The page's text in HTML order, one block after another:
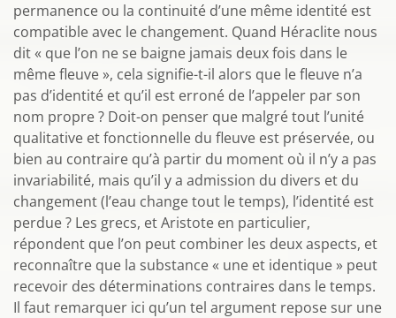
permanence ou la continuité d’une même identité est
compatible avec le changement. Quand Héraclite nous
dit « que l’on ne se baigne jamais deux fois dans le
même fleuve », cela signifie-t-il alors que le fleuve n’a
pas d’identité et qu’il est erroné de l’appeler par son
nom propre ? Doit-on penser que malgré tout l’unité
qualitative et fonctionnelle du fleuve est préservée, ou
bien au contraire qu’à partir du moment où il n’y a pas
invariabilité, mais qu’il y a admission du divers et du
changement (l’eau change tout le temps), l’identité est
perdue ? Les grecs, et Aristote en particulier,
répondent que l’on peut combiner les deux aspects, et
reconnaître que la substance « une et identique » peut
recevoir des déterminations contraires dans le temps.
Il faut remarquer ici qu’un tel argument repose sur une